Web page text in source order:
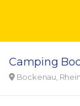
Camping
Bockenau,